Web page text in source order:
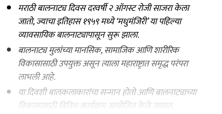
मराठी बालनाट्य दिवस दरवर्षी २ ऑगस्ट रोजी साजरा केला
जातो, ज्याचा इतिहास १९५९ मध्ये ‘मधुमंजिरी’ या पहिल्या
व्यावसायिक बालनाट्यापासून सुरू झाला.
बालनाट्य मुलांच्या मानसिक, सामाजिक आणि शारीरिक
विकासासाठी उपयुक्त असून त्याला महाराष्ट्रात समृद्ध परंपरा
लाभली आहे.
या दिवशी बालकलाकारांचा सन्मान होतो आणि बालनाट्याच्या
विकासासाठी विविध कार्यक्रम आयोजित केले जातात.